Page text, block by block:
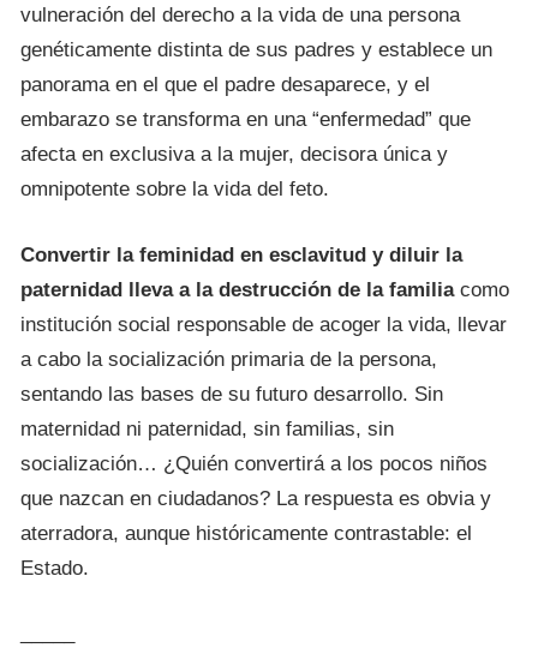
vulneración del derecho a la vida de una persona
genéticamente distinta de sus padres y establece un
panorama en el que el padre desaparece, y el
embarazo se transforma en una “enfermedad” que
afecta en exclusiva a la mujer, decisora única y
omnipotente sobre la vida del feto.
Convertir la feminidad en esclavitud y diluir la
paternidad lleva a la destrucción de la familiacomo
institución social responsable de acoger la vida, llevar
a cabo la socialización primaria de la persona,
sentando las bases de su futuro desarrollo. Sin
maternidad ni paternidad, sin familias, sin
socialización… ¿Quién convertirá a los pocos niños
que nazcan en ciudadanos? La respuesta es obvia y
aterradora, aunque históricamente contrastable: el
Estado.